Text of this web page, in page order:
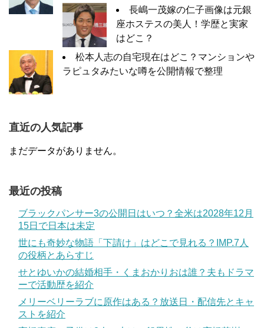
長嶋一茂嫁の仁子画像は元銀
座ホステスの美人！学歴と実家
はどこ？
松本人志の自宅現在はどこ？マンションや
ラピュタみたいな噂を公開情報で整理
直近の人気記事
まだデータがありません。
最近の投稿
ブラックパンサー3の公開日はいつ？全米は2028年12月
15日で日本は未定
世にも奇妙な物語「下請け」はどこで見れる？IMP.7人
の役柄とあらすじ
せとゆいかの結婚相手・くまおかりおは誰？夫もドラマ
ーで活動歴を紹介
メリーベリーラブに原作はある？放送日・配信先とキャ
ストを紹介